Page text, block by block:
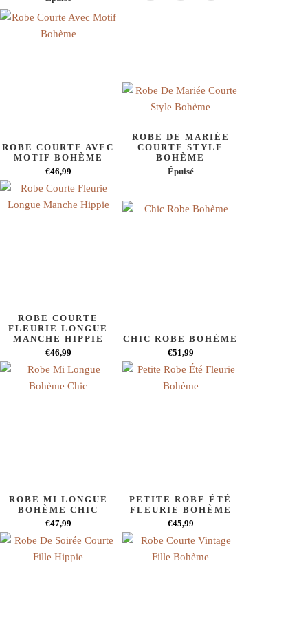
ROBE COURTE AVEC
MOTIF BOHÈME
€46,99
ROBE DE MARIÉE
COURTE STYLE
BOHÈME
Épuisé
ROBE COURTE
FLEURIE LONGUE
MANCHE HIPPIE
€46,99
CHIC ROBE BOHÈME
€51,99
ROBE MI LONGUE
BOHÈME CHIC
€47,99
PETITE ROBE ÉTÉ
FLEURIE BOHÈME
€45,99